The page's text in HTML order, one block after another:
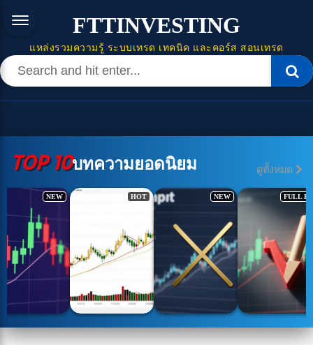
FTTINVESTING
แหล่งรวมความรู้ ระบบเทรด เทคนิค และคอร์ส สอนเทรด
TOP 10บทความยอดนิยม ดูทั้งหมด
NEW HOT NEW FULL